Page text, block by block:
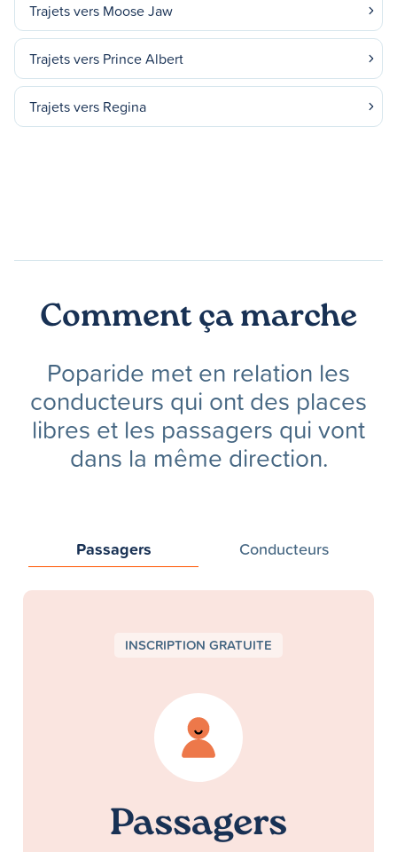
Trajets vers Moose Jaw
Trajets vers Prince Albert
Trajets vers Regina
Comment ça marche
Poparide met en relation les
conducteurs qui ont des places
libres et les passagers qui vont
dans la même direction.
Passagers Conducteurs
INSCRIPTION GRATUITE
Passagers